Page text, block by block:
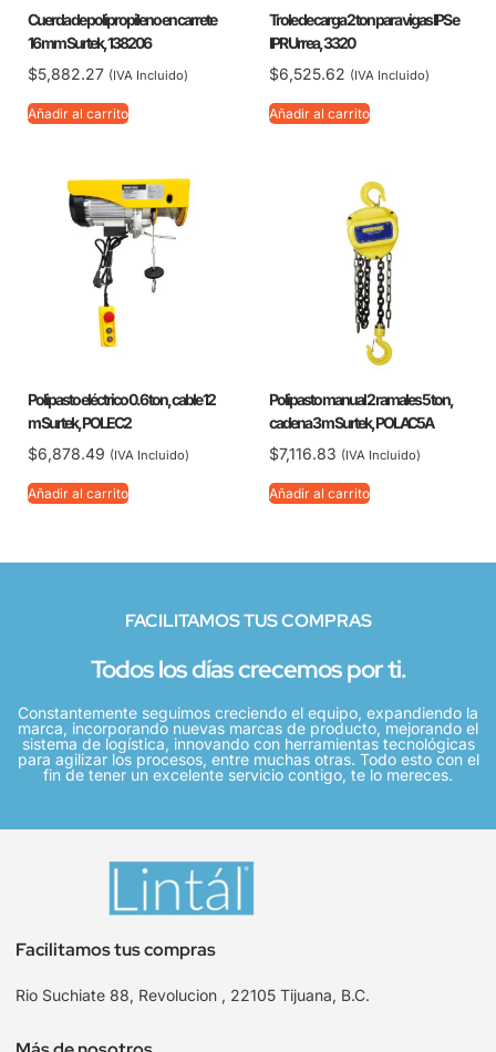
Cuerda de polipropileno en carrete
16 mm Surtek, 138206
$5,882.27 (IVA Incluido)
Añadir al carrito
Trole de carga 2 ton para vigas IPS e
IPR Urrea, 3320
$6,525.62 (IVA Incluido)
Añadir al carrito
Polipasto eléctrico 0.6 ton, cable 12
m Surtek, POLEC2
$6,878.49 (IVA Incluido)
Añadir al carrito
Polipasto manual 2 ramales 5 ton,
cadena 3 m Surtek, POLAC5A
$7,116.83 (IVA Incluido)
Añadir al carrito
FACILITAMOS TUS COMPRAS
Todos los días crecemos por ti.
Constantemente seguimos creciendo el equipo, expandiendo la
marca, incorporando nuevas marcas de producto, mejorando el
sistema de logística, innovando con herramientas tecnológicas
para agilizar los procesos, entre muchas otras. Todo esto con el
fin de tener un excelente servicio contigo, te lo mereces.
Facilitamos tus compras
Rio Suchiate 88, Revolucion , 22105 Tijuana, B.C.